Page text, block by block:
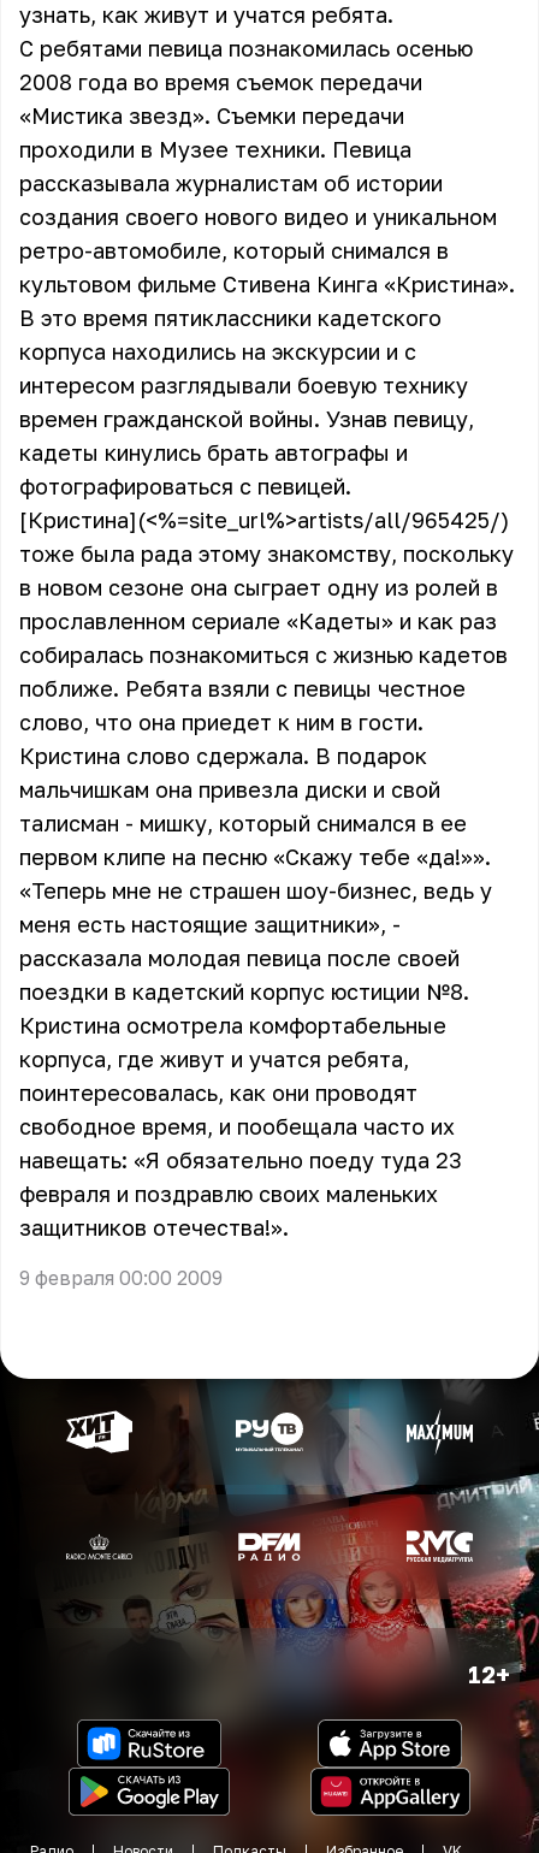
узнать, как живут и учатся ребята.
С ребятами певица познакомилась осенью
2008 года во время съемок передачи
«Мистика звезд». Съемки передачи
проходили в Музее техники. Певица
рассказывала журналистам об истории
создания своего нового видео и уникальном
ретро-автомобиле, который снимался в
культовом фильме Стивена Кинга «Кристина».
В это время пятиклассники кадетского
корпуса находились на экскурсии и с
интересом разглядывали боевую технику
времен гражданской войны. Узнав певицу,
кадеты кинулись брать автографы и
фотографироваться с певицей.
[Кристина](<%=site_url%>artists/all/965425/)
тоже была рада этому знакомству, поскольку
в новом сезоне она сыграет одну из ролей в
прославленном сериале «Кадеты» и как раз
собиралась познакомиться с жизнью кадетов
поближе. Ребята взяли с певицы честное
слово, что она приедет к ним в гости.
Кристина слово сдержала. В подарок
мальчишкам она привезла диски и свой
талисман - мишку, который снимался в ее
первом клипе на песню «Скажу тебе «да!»».
«Теперь мне не страшен шоу-бизнес, ведь у
меня есть настоящие защитники», -
рассказала молодая певица после своей
поездки в кадетский корпус юстиции №8.
Кристина осмотрела комфортабельные
корпуса, где живут и учатся ребята,
поинтересовалась, как они проводят
свободное время, и пообещала часто их
навещать: «Я обязательно поеду туда 23
февраля и поздравлю своих маленьких
защитников отечества!».
9 февраля 00:00 2009
12+